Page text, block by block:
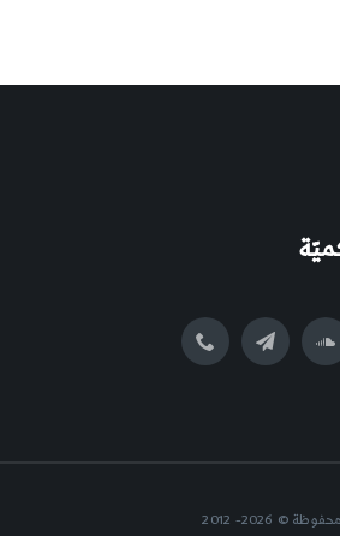
© 2026- 2012